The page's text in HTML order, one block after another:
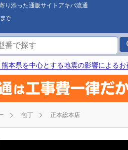
り添った通販サイトアキバ流通
熊本県を中心とする地震の影響による
包丁 正本総本店